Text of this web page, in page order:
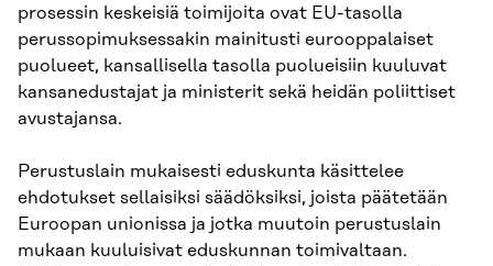
prosessin keskeisiä toimijoita ovat EU-tasolla
perussopimuksessakin mainitusti eurooppalaiset
puolueet, kansallisella tasolla puolueisiin kuuluvat
kansanedustajat ja ministerit sekä heidän poliittiset
avustajansa.
Perustuslain mukaisesti eduskunta käsittelee
ehdotukset sellaisiksi säädöksiksi, joista päätetään
Euroopan unionissa ja jotka muutoin perustuslain
mukaan kuuluisivat eduskunnan toimivaltaan.